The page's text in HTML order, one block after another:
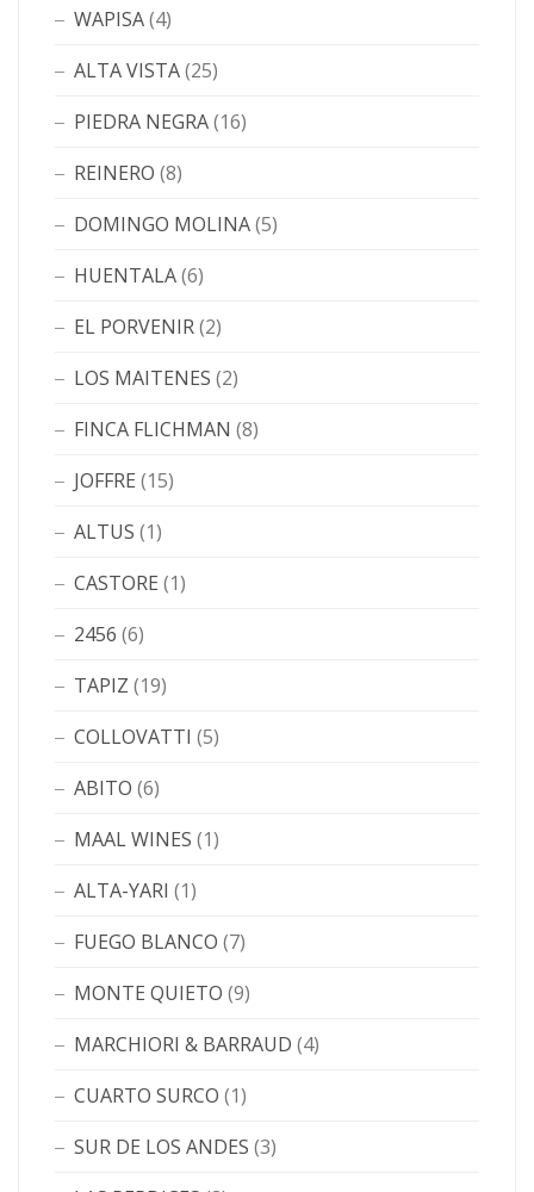
WAPISA(4)
ALTA VISTA(25)
PIEDRA NEGRA(16)
REINERO (8)
DOMINGO MOLINA(5)
HUENTALA(6)
EL PORVENIR(2)
LOS MAITENES (2)
FINCA FLICHMAN (8)
JOFFRE (15)
ALTUS (1)
CASTORE (1)
2456 (6)
TAPIZ (19)
COLLOVATTI (5)
ABITO (6)
MAAL WINES (1)
ALTA-YARI (1)
FUEGO BLANCO (7)
MONTE QUIETO (9)
MARCHIORI & BARRAUD (4)
CUARTO SURCO (1)
SUR DE LOS ANDES (3)